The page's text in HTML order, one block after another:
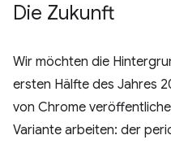
Die Zukunft
Wir möchten die
ersten Hälfte des Jahres
von Chrome
Variante arbeiten: der